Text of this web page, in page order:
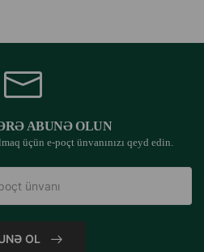
ABUNƏ OLUN
üçün e-poçt ünvanınızı qeyd edin.
OL